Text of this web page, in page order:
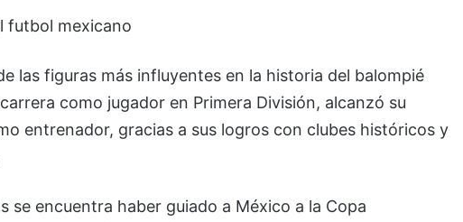
futbol mexicano
las figuras más influyentes en la historia del balompié
como jugador en Primera División, alcanzó su
entrenador, gracias a sus logros con clubes históricos y
se encuentra haber guiado a México a la Copa